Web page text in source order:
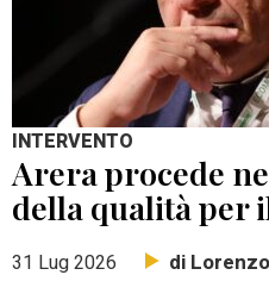
INTERVENTO
Arera procede
della qualità per
31 Lug 2026 di